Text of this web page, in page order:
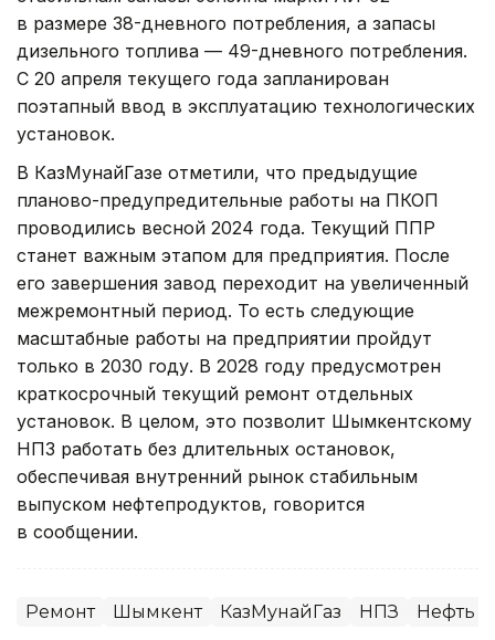
в размере 38-дневного потребления, а запасы
дизельного топлива — 49-дневного потребления.
С 20 апреля текущего года запланирован
поэтапный ввод в эксплуатацию технологических
установок.
В КазМунайГазе отметили, что предыдущие
планово-предупредительные работы на ПКОП
проводились весной 2024 года. Текущий ППР
станет важным этапом для предприятия. После
его завершения завод переходит на увеличенный
межремонтный период. То есть следующие
масштабные работы на предприятии пройдут
только в 2030 году. В 2028 году предусмотрен
краткосрочный текущий ремонт отдельных
установок. В целом, это позволит Шымкентскому
НПЗ работать без длительных остановок,
обеспечивая внутренний рынок стабильным
выпуском нефтепродуктов, говорится
в сообщении.
Ремонт Шымкент КазМунайГаз НПЗ Нефть